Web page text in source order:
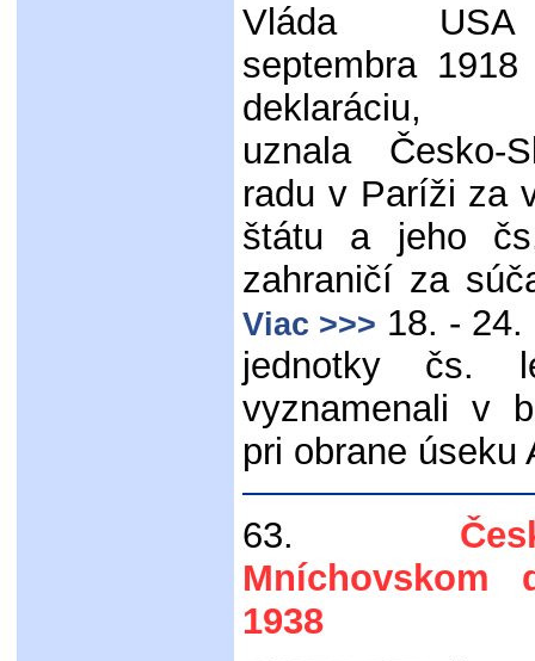
Vláda
septembra 1918
deklaráciu,
uznala Česko-
radu v Paríži za
štátu a jeho
zahraničí za
Viac >>> 18. -
jednotky čs.
vyznamenali v
pri obrane
63.
1938